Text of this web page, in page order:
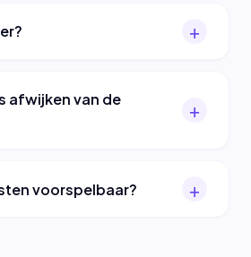
afwijken van de
voorspelbaar?